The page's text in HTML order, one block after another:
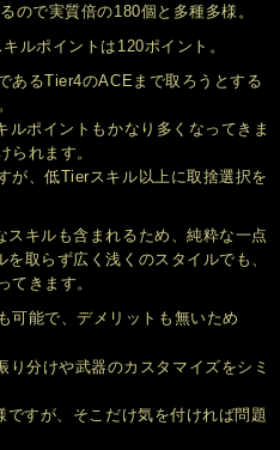
ので実質倍の180個と多種多様。
ルポイントは120ポイント。
あるTier4のACEまで取ろうとする
ポイントもかなり多くなってきま
られます。
が、低Tierスキル以上に取捨選択を
キルも含まれるため、純粋な一点
取らず広く浅くのスタイルでも、
てきます。
可能で、デメリットも無いため
り分けや武器のカスタマイズをシミ
ですが、そこだけ気を付ければ問題